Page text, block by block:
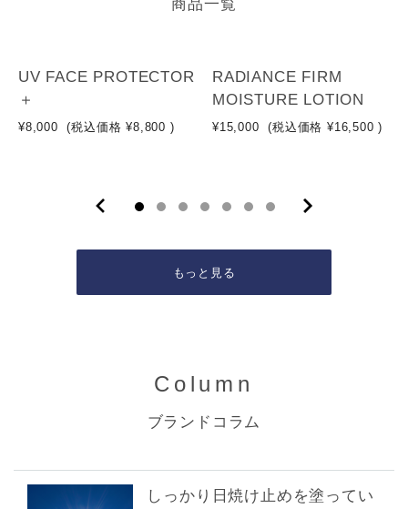
商品一覧
NEW
UV FACE PROTECTOR
＋
¥8,000 (税込価格 ¥8,800 )
RADIANCE FIRM
MOISTURE LOTION
¥15,000 (税込価格 ¥16,500 )
もっと見る
Column
ブランドコラム
しっかり日焼け止めを塗ってい